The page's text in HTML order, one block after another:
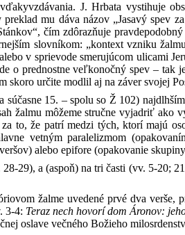
J. Hrbata vystihuje
mu dáva názov „Jasavý spev
čím zdôrazňuje
slovníkom: „kontext vzniku
v sprievode smerujúcom ulicami
o prednostne veľkonočný spev – tak
skoro určite modlil aj na záver svojej
15. – spolu so Ž 102)
žalmu môžeme stručne vyjadriť
to, že patrí medzi tých, ktorí majú
vetným paralelizmom
alebo epifore (opakovanie
29), a (aspoň) na tri časti (vv. 5-20;
žalme uvedené prvé dva
3-4: Teraz nech hovorí dom Áronov:
oslave večného Božieho